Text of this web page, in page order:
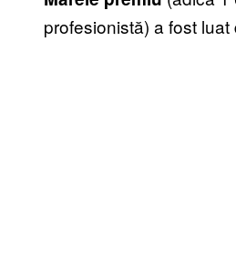
profesionistă) a fost luat